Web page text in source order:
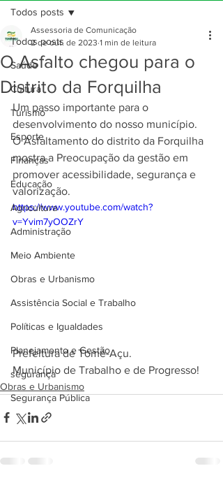
Todos posts
Saúde
Cultura
Turismo
Esporte
Finanças
Educação
Agricultura
Administração
Meio Ambiente
Obras e Urbanismo
Assistência Social e Trabalho
Políticas e Igualdades
Planejamento e Gestão
segurança
Segurança Pública
Todos posts
O Asfalto chegou para o
Distrito da Forquilha
Assessoria de Comunicação
2 de out. de 2023 1 min de leitura
Um passo importante para o
desenvolvimento do nosso município.
O Asfaltamento do distrito da Forquilha
mostra a Preocupação da gestão em
promover acessibilidade, segurança e
valorização.
https://www.youtube.com/watch?
v=Yvim7yOOZrY
Prefeitura de Tomé-Açu.
Município de Trabalho e de Progresso!
Obras e Urbanismo